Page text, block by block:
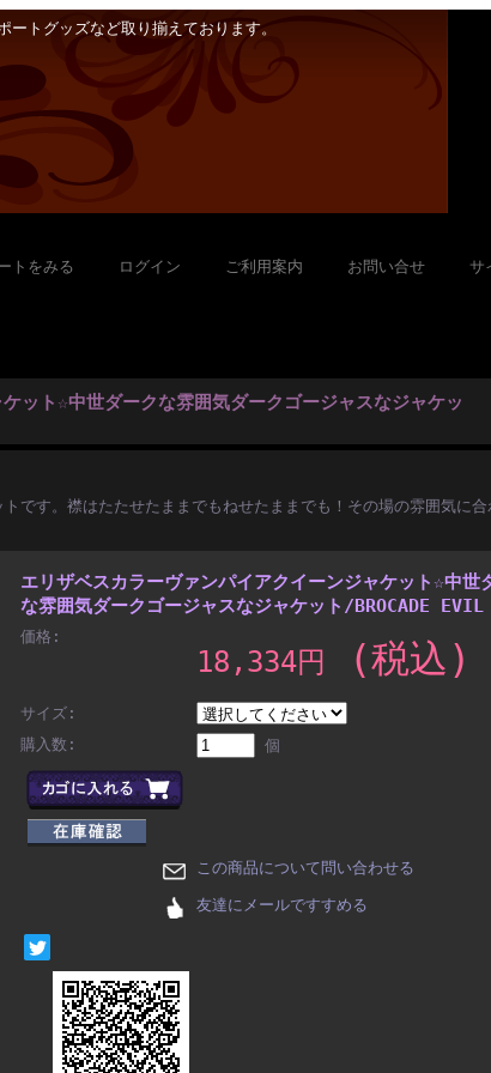
トグッズなど取り揃えております。
トをみる ログイン ご利用案内 お問い合せ サ
ット☆中世ダークな雰囲気ダークゴージャスなジャケッ
です。襟はたたせたままでもねせたままでも！その場の雰囲気に合
エリザベスカラーヴァンパイアクイーンジャケット☆中世
な雰囲気ダークゴージャスなジャケット/BROCADE EVIL
価格:
18,334円 (税込)
サイズ:
購入数:
個
この商品について問い合わせる
友達にメールですすめる